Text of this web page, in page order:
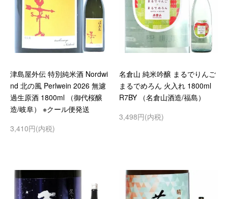
津島屋外伝 特別純米酒 Nordwi
nd 北の風 Perlwein 2026 無濾
過生原酒 1800ml （御代桜醸
造/岐阜） ※クール便発送
3,410円(内税)
名倉山 純米吟醸 まるでりんご
まるでめろん 火入れ 1800ml
R7BY （名倉山酒造/福島）
3,498円(内税)